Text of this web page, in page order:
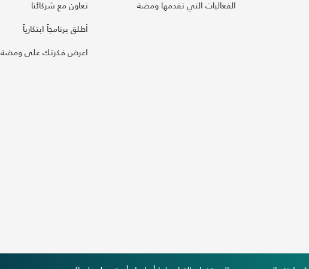
الفعاليات التي تقدمها ومضة
تعاون مع شركائنا
أطلق برنامجاً ابتكارياً
اعرض فكرتك على ومضة